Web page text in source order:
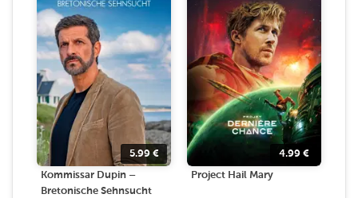
5.99 €
Kommissar Dupin –
Bretonische Sehnsucht
4.99 €
Project Hail Mary